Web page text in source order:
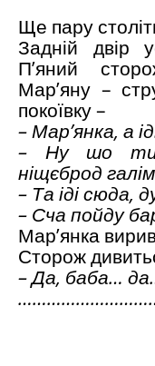
Ще пару
Задній двір
П’яний
Мар’яну –
покоївку –
– Мар’янка, а
– Ну шо ти
ніщєброд
– Та іді сюда,
– Сча пойду
Мар’янка
Сторож
– Да, баба…